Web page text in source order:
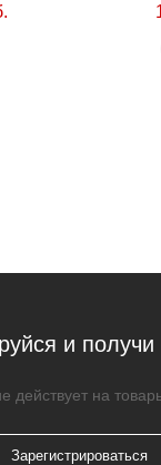
и получи
действует на
Зарегистрироваться